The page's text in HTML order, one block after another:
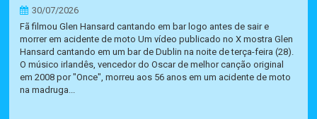
30/07/2026
Fã filmou Glen Hansard cantando em bar logo antes de sair e
morrer em acidente de moto Um vídeo publicado no X mostra Glen
Hansard cantando em um bar de Dublin na noite de terça-feira (28).
O músico irlandês, vencedor do Oscar de melhor canção original
em 2008 por "Once", morreu aos 56 anos em um acidente de moto
na madruga...